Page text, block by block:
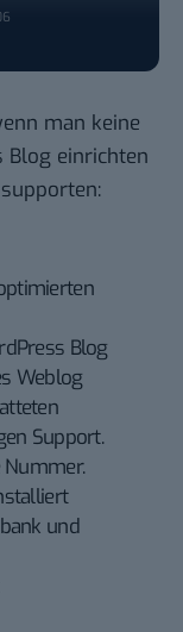
man keine
Blog einrichten
Blog
Weblog
Support.
Nummer.
und